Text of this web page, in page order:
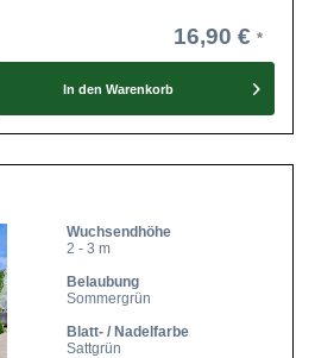
16,90 €
In den Warenkorb
Wuchsendhöhe
2 - 3 m
Belaubung
Sommergrün
Blatt- / Nadelfarbe
Sattgrün